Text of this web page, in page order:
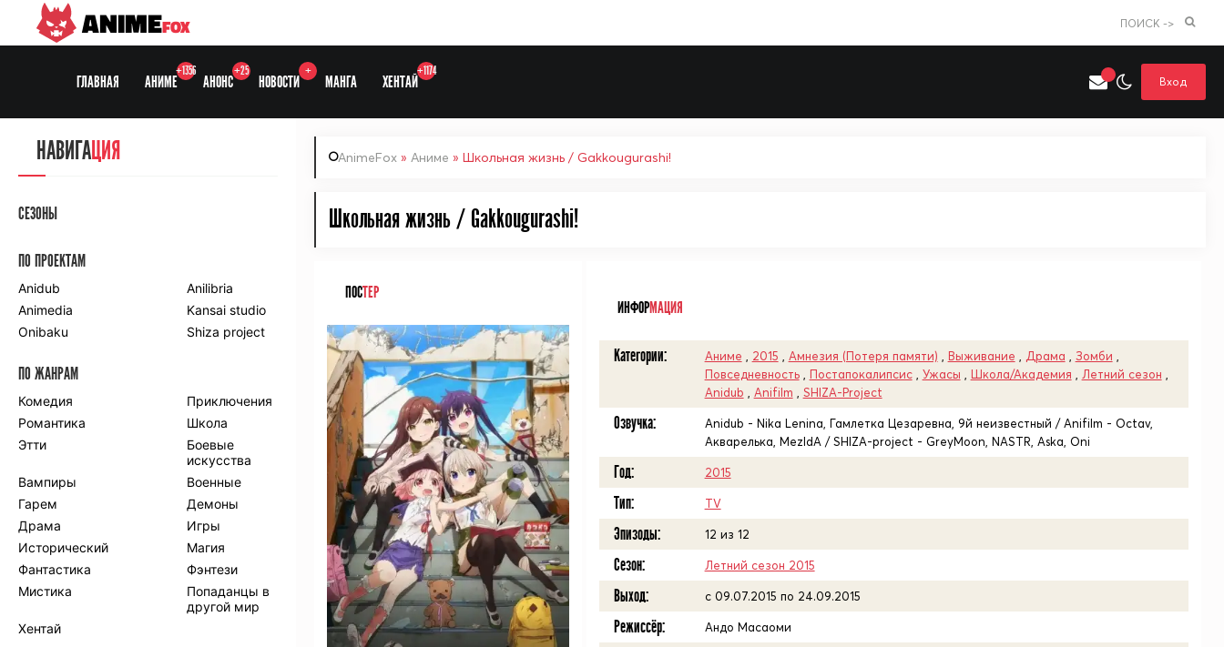
ANIMEFOX ПОИСК ->
ГЛАВНАЯ АНИМЕ
+1356
АНОНС
+25
НОВОСТИ
+
МАНГА ХЕНТАЙ
+1174
Вход
AnimeFox » Аниме » Школьная жизнь / Gakkougurashi!
Школьная жизнь / Gakkougurashi!
ПОСТЕР
ИНФОРМАЦИЯ
Категории: Аниме 2015 Амнезия (Потеря памяти) Выживание Драма Зомби
Повседневность, Постапокалипсис, Ужасы Школа/Академия Летний сезон
Anidub
Anifilm SHIZA-Project
Озвучка:
Anidub - Nika Lenina, Гамлетка Цезаревна, 9й неизвестный / Anifilm - Octav,
Акварелька, MezIdA / SHIZA-project - GreyMoon, NASTR, Aska, Oni
Год: 2015
Тип: TV
Эпизоды: 12 из 12
Сезон: Летний сезон 2015
Выход: c 09.07.2015 по 24.09.2015
Режиссёр: Андо Масаоми
НАВИГАЦИЯ
СЕЗОНЫ
ПО ПРОЕКТАМ
Anidub
Anilibria
Animedia
Kansai studio
Onibaku
Shiza project
ПО ЖАНРАМ
Комедия
Приключения
Романтика
Школа
Этти
Боевые
искусства
Вампиры
Военные
Гарем
Демоны
Драма
Игры
Исторический
Магия
Фантастика
Фэнтези
Мистика
Попаданцы в
другой мир
Хентай